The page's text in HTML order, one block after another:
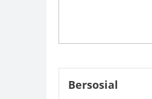
Bersosial